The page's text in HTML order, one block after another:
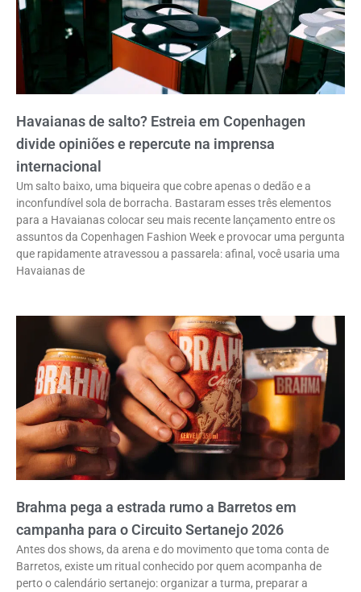
Havaianas de salto? Estreia em Copenhagen
divide opiniões e repercute na imprensa
internacional
Um salto baixo, uma biqueira que cobre apenas o dedão e a
inconfundível sola de borracha. Bastaram esses três elementos
para a Havaianas colocar seu mais recente lançamento entre os
assuntos da Copenhagen Fashion Week e provocar uma pergunta
que rapidamente atravessou a passarela: afinal, você usaria uma
Havaianas de
Brahma pega a estrada rumo a Barretos em
campanha para o Circuito Sertanejo 2026
Antes dos shows, da arena e do movimento que toma conta de
Barretos, existe um ritual conhecido por quem acompanha de
perto o calendário sertanejo: organizar a turma, preparar a